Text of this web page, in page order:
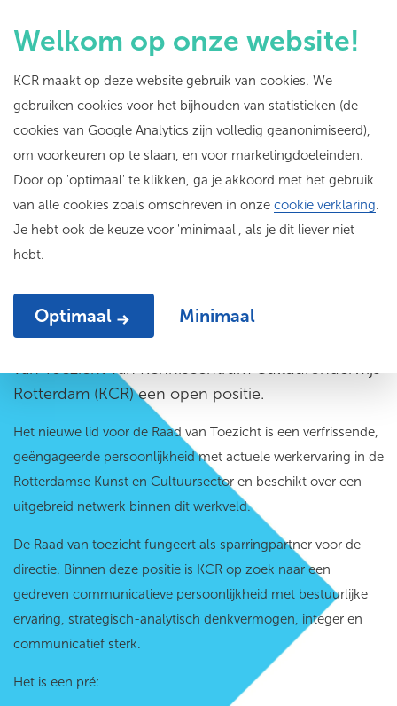
Welkom op onze website!
KCR maakt op deze website gebruik van cookies. We
gebruiken cookies voor het bijhouden van statistieken (de
cookies van Google Analytics zijn volledig geanonimiseerd),
om voorkeuren op te slaan, en voor marketingdoeleinden.
Door op 'optimaal' te klikken, ga je akkoord met het gebruik
van alle cookies zoals omschreven in onze cookie verklaring.
Je hebt ook de keuze voor 'minimaal', als je dit liever niet
hebt.
Optimaal Minimaal
Vacature Raad van
Toezicht
Vanwege het aftreden van een lid heeft de Raad
van Toezicht van Kenniscentrum Cultuuronderwijs
Rotterdam (KCR) een open positie.
Het nieuwe lid voor de Raad van Toezicht is een verfrissende,
geëngageerde persoonlijkheid met actuele werkervaring in de
Rotterdamse Kunst en Cultuursector en beschikt over een
uitgebreid netwerk binnen dit werkveld.
De Raad van toezicht fungeert als sparringpartner voor de
directie. Binnen deze positie is KCR op zoek naar een
gedreven communicatieve persoonlijkheid met bestuurlijke
ervaring, strategisch-analytisch denkvermogen, integer en
communicatief sterk.
Het is een pré: